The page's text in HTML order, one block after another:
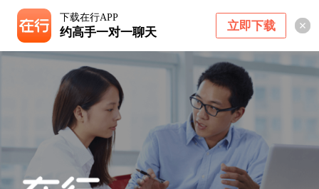
下载在行APP
约高手一对一聊天 立即下载